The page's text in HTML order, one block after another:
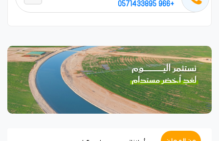
+966 0571433895